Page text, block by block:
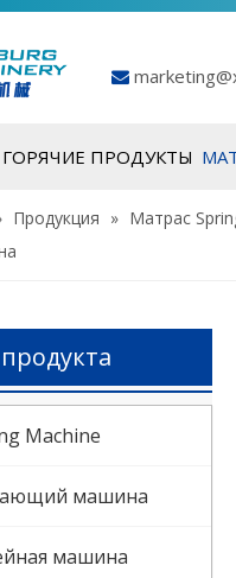

ГОРЯЧИЕ ПРОДУКТЫ
Продукция » Матрас
Machine
машина
машина